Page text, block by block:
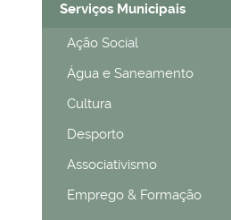
Serviços Municipais
Ação Social
Água e Saneamento
Cultura
Desporto
Associativismo
Emprego & Formação